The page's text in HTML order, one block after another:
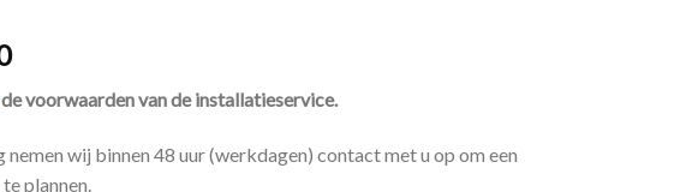
voorwaarden van de installatieservice.
nemen wij binnen 48 uur (werkdagen) contact met u op om een
plannen.